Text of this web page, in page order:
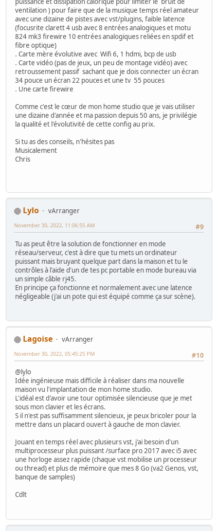
ventilation ) pour faire que de la musique temps réel amateur
avec une dizaine de pistes avec vst/plugins, faible latence
(focusrite clarett 4 usb avec 8 entrées analogiques et motu
824 mk3 firewire 10 entrées analogiques reliées en spdif et
fibre optique)
. Carte mère évolutive avec Wifi 6, 1 hdmi, bcp de usb
. Carte vidéo (pas de jeux, un peu de montage vidéo) avec
retroussement passif sachant que je dois connecter un écran
34 pouce un écran 22 pouces et une tv 55 pouces
. Une carte firewire
Comme c'est le cœur de mon home studio que je vais utiliser
une dizaine d'année et ma passion depuis 50 ans, je privilégie
la qualité et l'évolutivité de cette config au prix.
Si tu as des conseils, n'hésites pas
Musicalement
Chris
Lylo
vArranger
#9
November 30, 2022, 11:06:55 AM
Tu as peut être la solution de fonctionner en mode
réseau/serveur, c'est à dire que tu mets un ordinateur
puissant mais bruyant quelque part dans la maison et tu le
contrôles à l'aide d'un de tes pc portable en mode bureau via
un simple câble rj45.
En principe ça fonctionne et normalement avec une latence
négligeable (j'ai un pote qui est équipé comme ça sur scène).
Lagoise
vArranger
#10
November 30, 2022, 05:45:25 PM
@lylo
Idée ingénieuse mais difficile à réaliser dans ma nouvelle
maison vu l'implantation de mon home studio.
L'idéal est d'avoir une tour optimisée silencieuse que je met
sous mon clavier et les écrans.
S il n'est pas suffisamment silencieux, je peux bricoler pour la
mettre dans un placard ouvert à gauche de mon clavier.
Jouant en temps réel avec plusieurs vst, j'ai besoin d'un
multiprocesseur plus puissant /surface pro 2017 avec i5 avec
une horloge assez rapide (chaque vst mobilise un processeur
ou thread) et plus de mémoire que mes 8 Go (va2 Genos, vst,
banque de samples)
Cdlt